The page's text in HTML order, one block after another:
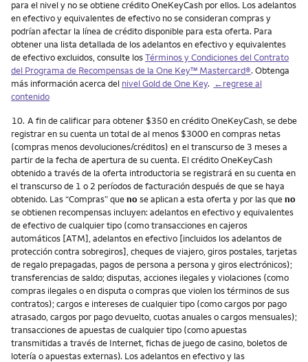
para el nivel y no se obtiene crédito OneKeyCash por ellos. Los adelantos
en efectivo y equivalentes de efectivo no se consideran compras y
podrían afectar la línea de crédito disponible para esta oferta. Para
obtener una lista detallada de los adelantos en efectivo y equivalentes
de efectivo excluidos, consulte losTérminos y Condiciones del Contrato
del Programa de Recompensas de la One Key™ Mastercard®. Obtenga
más información acerca del nivel Gold de One Key. ←regrese al
contenido
Nota
10. A fin de calificar para obtener $350 en crédito OneKeyCash, se debe
registrar en su cuenta un total de al menos $3000 en compras netas
(compras menos devoluciones/créditos) en el transcurso de 3 meses a
partir de la fecha de apertura de su cuenta. El crédito OneKeyCash
obtenido a través de la oferta introductoria se registrará en su cuenta en
el transcurso de 1 o 2 períodos de facturación después de que se haya
obtenido. Las “Compras” quenose aplican a esta oferta y por las queno
se obtienen recompensas incluyen: adelantos en efectivo y equivalentes
de efectivo de cualquier tipo (como transacciones en cajeros
automáticos [ATM], adelantos en efectivo [incluidos los adelantos de
protección contra sobregiros], cheques de viajero, giros postales, tarjetas
de regalo prepagadas, pagos de persona a persona y giros electrónicos);
transferencias de saldo; disputas, acciones ilegales y violaciones (como
compras ilegales o en disputa o compras que violen los términos de sus
contratos); cargos e intereses de cualquier tipo (como cargos por pago
atrasado, cargos por pago devuelto, cuotas anuales o cargos mensuales);
transacciones de apuestas de cualquier tipo (como apuestas
transmitidas a través de Internet, fichas de juego de casino, boletos de
lotería o apuestas externas). Los adelantos en efectivo y las